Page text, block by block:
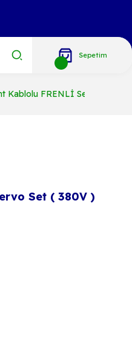
Sepetim
Kablolu FRENLİ Servo Set (
Set ( 380V )